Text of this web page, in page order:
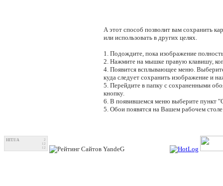
А этот способ позволит вам сохранить
или использовать в других целях.
1. Подождите, пока изображение
2. Нажмите на мышке правую клавишу,
4. Появится всплывающее меню.
куда следует сохранить изображение и
5. Перейдите в папку с сохраненными
кнопку.
6. В появившемся меню выберите пункт
5. Обои появятся на Вашем рабочем
HIT.UA
2
12
12